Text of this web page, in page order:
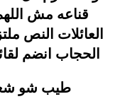
قناعه مش
العائلات النص
الحجاب انضم
طيب شو